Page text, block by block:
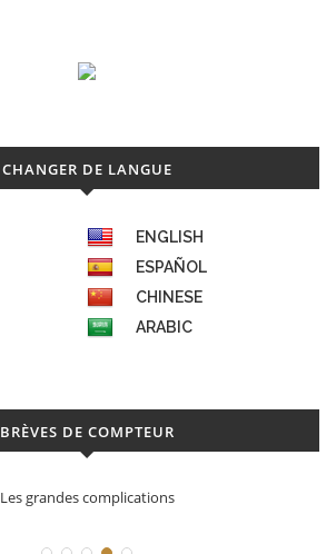
CHANGER DE LANGUE
ENGLISH
ESPAÑOL
CHINESE
ARABIC
BRÈVES DE COMPTEUR
Déconstruction Parmigiani